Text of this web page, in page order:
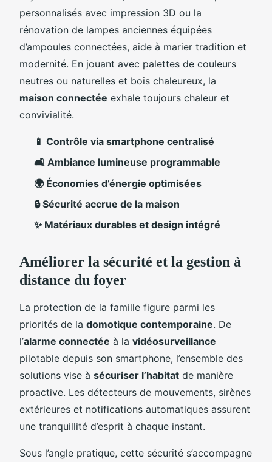
personnalisés avec impression 3D ou la
rénovation de lampes anciennes équipées
d’ampoules connectées, aide à marier tradition et
modernité. En jouant avec palettes de couleurs
neutres ou naturelles et bois chaleureux, la
maison connectée exhale toujours chaleur et
convivialité.
📱 Contrôle via smartphone centralisé
🛋️ Ambiance lumineuse programmable
🌍 Économies d’énergie optimisées
🔒 Sécurité accrue de la maison
✨ Matériaux durables et design intégré
Améliorer la sécurité et la gestion à
distance du foyer
La protection de la famille figure parmi les
priorités de la domotique contemporaine. De
l’alarme connectée à la vidéosurveillance
pilotable depuis son smartphone, l’ensemble des
solutions vise à sécuriser l’habitat de manière
proactive. Les détecteurs de mouvements, sirènes
extérieures et notifications automatiques assurent
une tranquillité d’esprit à chaque instant.
Sous l’angle pratique, cette sécurité s’accompagne